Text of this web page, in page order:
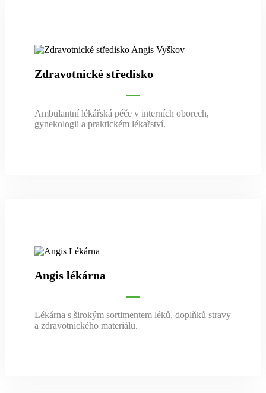
Zdravotnické středisko
Ambulantní lékářská péče v interních oborech,
gynekologii a praktickém lékařství.
Angis lékárna
Lékárna s širokým sortimentem léků, doplňků stravy
a zdravotnického materiálu.